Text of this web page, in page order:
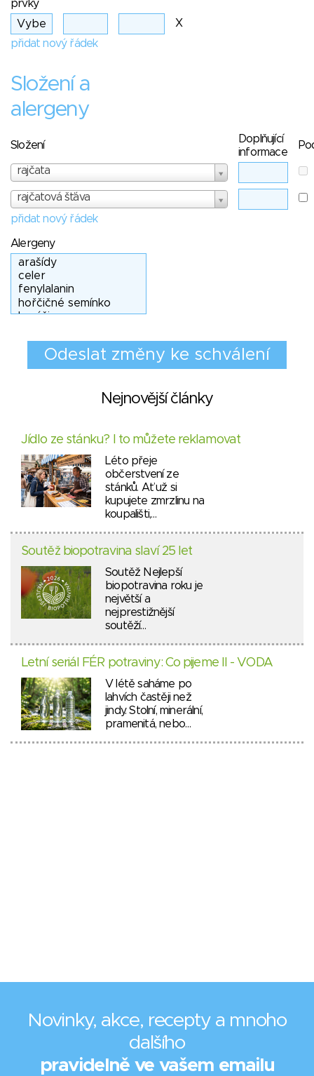
prvky
X
přidat nový řádek
Složení a
alergeny
Složení
Doplňující
informace
rajčata
rajčatová šťáva
přidat nový řádek
Alergeny
Nejnovější články
Jídlo ze stánku? I to můžete reklamovat
Léto přeje
občerstvení ze
stánků. Ať už si
kupujete zmrzlinu na
koupališti,…
Soutěž biopotravina slaví 25 let
Soutěž Nejlepší
biopotravina roku je
největší a
nejprestižnější
soutěží…
Letní seriál FÉR potraviny: Co pijeme II - VODA
V létě saháme po
lahvích častěji než
jindy. Stolní, minerální,
pramenitá, nebo…
Novinky, akce, recepty a mnoho
dalšího
pravidelně ve vašem emailu